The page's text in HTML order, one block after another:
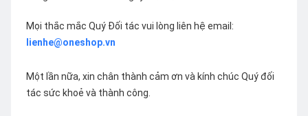
Mọi thắc mắc Quý Đối tác vui lòng liên hệ email:
lienhe@oneshop.vn
Một lần nữa, xin chân thành cảm ơn và kính chúc Quý đối
tác sức khoẻ và thành công.